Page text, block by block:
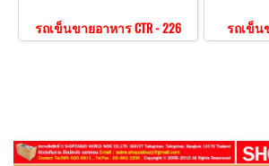
รถเข็นขายอาหาร CTR - 226 รถเข็น